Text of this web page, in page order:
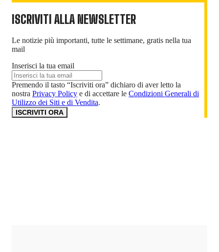
ISCRIVITI ALLA NEWSLETTER
Le notizie più importanti, tutte le settimane, gratis nella tua
mail
Inserisci la tua email
Premendo il tasto “Iscriviti ora” dichiaro di aver letto la
nostra Privacy Policy e di accettare le Condizioni Generali di
Utilizzo dei Siti e di Vendita.
ISCRIVITI ORA